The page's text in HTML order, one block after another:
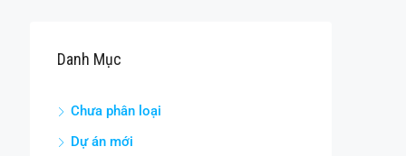
Danh Mục
Chưa phân loại
Dự án mới